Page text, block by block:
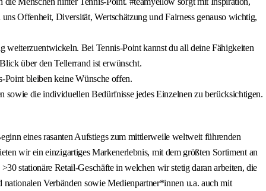
Offenheit, Diversität, Wertschätzung und Fairness genauso wichtig,
Bei Tennis-Point kannst du all deine Fähigkeiten
über den Tellerrand ist erwünscht.
Point bleiben keine Wünsche offen.
die individuellen Bedürfnisse jedes Einzelnen zu berücksichtigen.
eines rasanten Aufstiegs zum mittlerweile weltweit führenden
wir ein einzigartiges Markenerlebnis, mit dem größten Sortiment an
stationäre Retail-Geschäfte in welchen wir stetig daran arbeiten, die
Verbänden sowie Medienpartner*innen u.a. auch mit